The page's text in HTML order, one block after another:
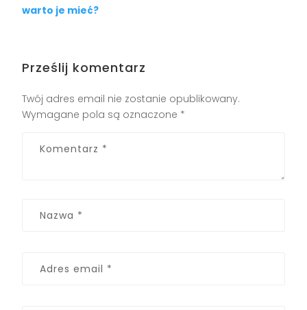
warto je mieć?
Prześlij komentarz
Twój adres email nie zostanie opublikowany.
Wymagane pola są oznaczone *